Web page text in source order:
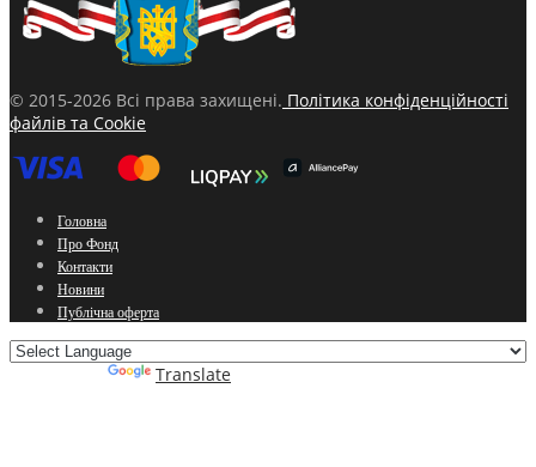
© 2015-2026 Всі права захищені. Політика конфіденційності
файлів та Cookie
Головна
Про Фонд
Контакти
Новини
Публічна оферта
Translate